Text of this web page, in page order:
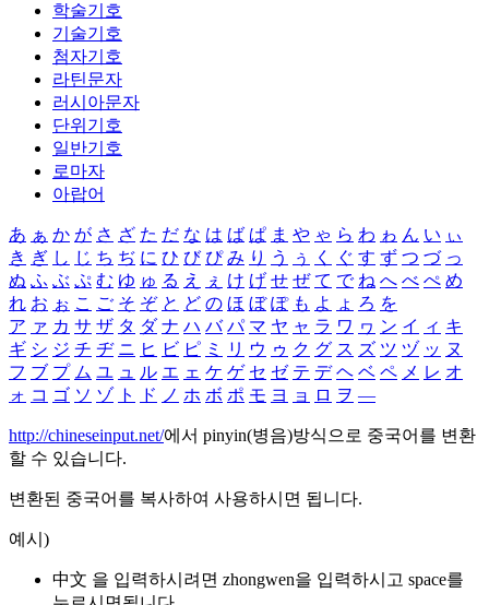
학술기호
기술기호
첨자기호
라틴문자
러시아문자
단위기호
일반기호
로마자
아랍어
あ ぁ か が さ ざ た だ な は ば ぱ ま や ゃ ら わ ゎ ん い ぃ
き ぎ し じ ち ぢ に ひ び ぴ み り う ぅ く ぐ す ず つ づ っ
ぬ ふ ぶ ぷ む ゆ ゅ る え ぇ け げ せ ぜ て で ね へ べ ぺ め
れ お ぉ こ ご そ ぞ と ど の ほ ぼ ぽ も よ ょ ろ を
ア ァ カ サ ザ タ ダ ナ ハ バ パ マ ヤ ャ ラ ワ ヮ ン イ ィ キ
ギ シ ジ チ ヂ ニ ヒ ビ ピ ミ リ ウ ゥ ク グ ス ズ ツ ヅ ッ ヌ
フ ブ プ ム ユ ュ ル エ ェ ケ ゲ セ ゼ テ デ ヘ ベ ペ メ レ オ
ォ コ ゴ ソ ゾ ト ド ノ ホ ボ ポ モ ヨ ョ ロ ヲ ―
http://chineseinput.net/에서 pinyin(병음)방식으로 중국어를 변환
할 수 있습니다.
변환된 중국어를 복사하여 사용하시면 됩니다.
예시)
中文 을 입력하시려면 zhongwen을 입력하시고 space를